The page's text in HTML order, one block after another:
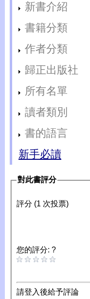
新書介紹
書籍分類
作者分類
歸正出版社
所有名單
讀者類別
書的語言
新手必讀
對此書評分
評分 (1 次投票)
您的評分: ?
請登入後給予評論